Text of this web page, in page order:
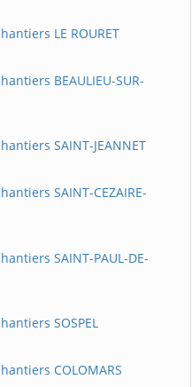
LE ROURET
BEAULIEU-SUR-
SAINT-JEANNET
SAINT-CEZAIRE-
SAINT-PAUL-DE-
SOSPEL
COLOMARS